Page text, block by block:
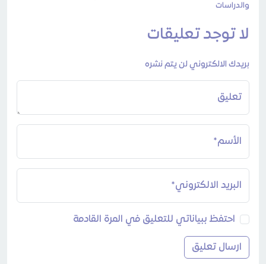
والدراسات
لا توجد تعليقات
بريدك الالكتروني لن يتم نشره
تعليق
الأسم*
البريد الالكتروني*
احتفظ ببياناتي للتعليق في المرة القادمة